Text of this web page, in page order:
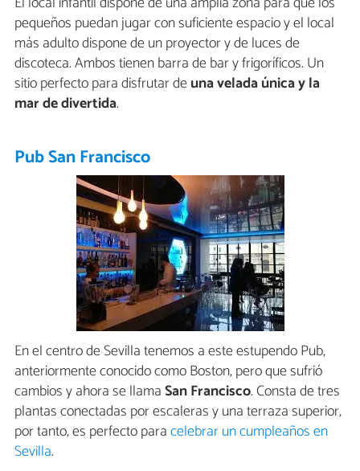
pequeños puedan jugar con suficiente espacio y el local
más adulto dispone de un proyector y de luces de
discoteca. Ambos tienen barra de bar y frigoríficos. Un
sitio perfecto para disfrutar deuna velada única y la
mar de divertida.
Pub San Francisco
En el centro de Sevilla tenemos a este estupendo Pub,
anteriormente conocido como Boston, pero que sufrió
cambios y ahora se llamaSan Francisco. Consta de tres
plantas conectadas por escaleras y una terraza superior,
por tanto, es perfecto paracelebrar un cumpleaños en
Sevilla.